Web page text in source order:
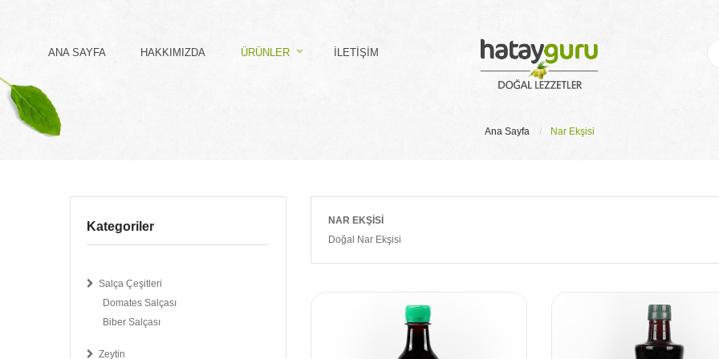
ANA SAYFA HAKKIMIZDA ÜRÜNLER İLETIŞIM
Ana Sayfa Nar Ekşisi
Kategoriler
Salça Çeşitleri
Domates Salçası
Biber Salçası
Zeytin
NAR EKŞISI
Doğal Nar Ekşisi